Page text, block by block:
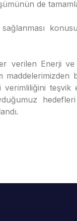
de
verilen Enerji
teşvik